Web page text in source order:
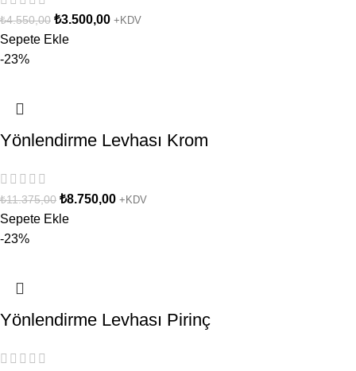
₺4.550,00 ₺3.500,00 +KDV
Sepete Ekle
-23%
Yönlendirme Levhası Krom
₺11.375,00 ₺8.750,00 +KDV
Sepete Ekle
-23%
Yönlendirme Levhası Pirinç